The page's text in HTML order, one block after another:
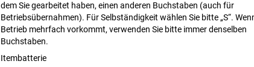
dem Sie gearbeitet haben, einen anderen Buchstaben (auch für
Betriebsübernahmen). Für Selbständigkeit wählen Sie bitte „S“.
Betrieb mehrfach vorkommt, verwenden Sie bitte immer denselben
Buchstaben.
Itembatterie